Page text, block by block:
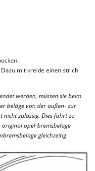
mit kreide einen strich
werden, müssen sie beim
beläge von der außen- zur
nicht zulässig. Dies führt zu
opel-bremsbeläge
gleichzeitig